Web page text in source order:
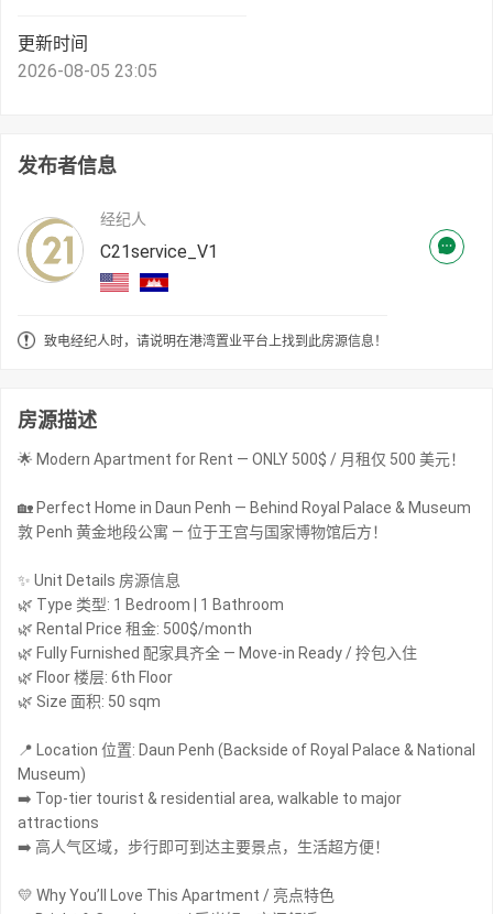
更新时间
2026-08-05 23:05
发布者信息
经纪人
C21service_V1
致电经纪人时，请说明在港湾置业平台上找到此房源信息！
房源描述
🌟 Modern Apartment for Rent — ONLY 500$ / 月租仅 500 美元！
🏡 Perfect Home in Daun Penh — Behind Royal Palace & Museum
敦 Penh 黄金地段公寓 — 位于王宫与国家博物馆后方！
✨ Unit Details 房源信息
🌿 Type 类型: 1 Bedroom | 1 Bathroom
🌿 Rental Price 租金: 500$/month
🌿 Fully Furnished 配家具齐全 — Move-in Ready / 拎包入住
🌿 Floor 楼层: 6th Floor
🌿 Size 面积: 50 sqm
📍 Location 位置: Daun Penh (Backside of Royal Palace & National
Museum)
➡️ Top-tier tourist & residential area, walkable to major
attractions
➡️ 高人气区域，步行即可到达主要景点，生活超方便！
💛 Why You’ll Love This Apartment / 亮点特色